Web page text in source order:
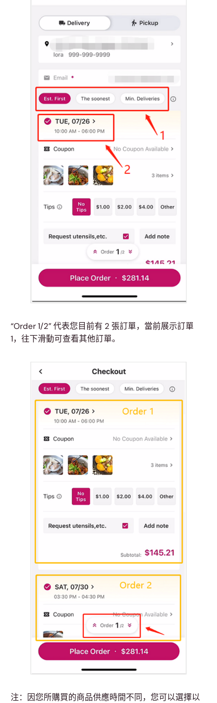
“Order 1/2” 代表您目前有 2 張訂單，當前展示訂單
1，往下滑動可查看其他訂單。
注：因您所購買的商品供應時間不同，您可以選擇以